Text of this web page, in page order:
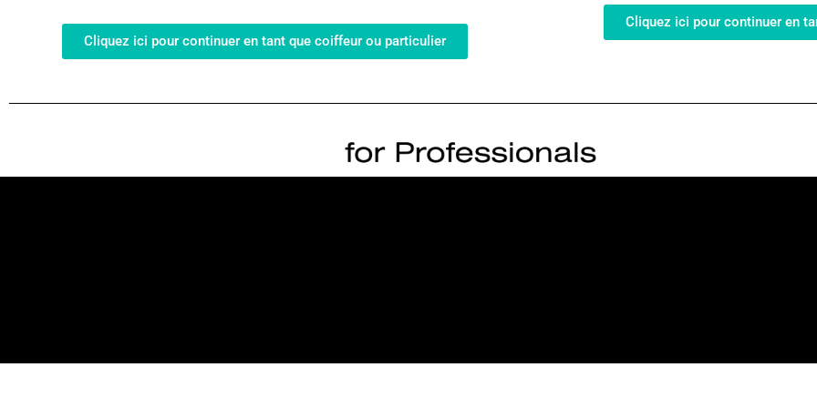
Cliquez ici pour continuer en tant que coiffeur ou particulier
Cliquez ici pour continuer en